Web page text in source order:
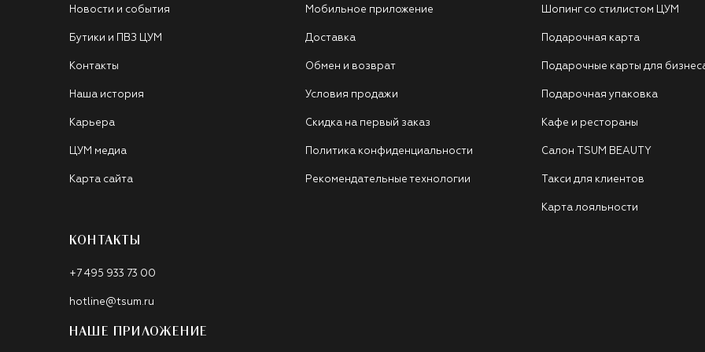
Новости и события
Бутики и ПВЗ ЦУМ
Контакты
Наша история
Карьера
ЦУМ медиа
Карта сайта
Мобильное приложение
Доставка
Обмен и возврат
Условия продажи
Скидка на первый заказ
Политика конфиденциальности
Рекомендательные технологии
Шопинг со стилистом ЦУМ
Подарочная карта
Подарочные карты для
Подарочная упаковка
Кафе и рестораны
Салон TSUM BEAUTY
Такси для клиентов
Карта лояльности
КОНТАКТЫ
+7 495 933 73 00
hotline@tsum.ru
НАШЕ ПРИЛОЖЕНИЕ